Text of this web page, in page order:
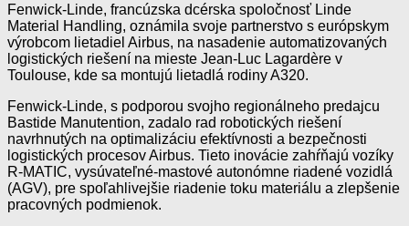
Fenwick-Linde, francúzska dcérska spoločnosť Linde
Material Handling, oznámila svoje partnerstvo s európskym
výrobcom lietadiel Airbus, na nasadenie automatizovaných
logistických riešení na mieste Jean-Luc Lagardère v
Toulouse, kde sa montujú lietadlá rodiny A320.
Fenwick-Linde, s podporou svojho regionálneho predajcu
Bastide Manutention, zadalo rad robotických riešení
navrhnutých na optimalizáciu efektívnosti a bezpečnosti
logistických procesov Airbus. Tieto inovácie zahŕňajú vozíky
R-MATIC, vysúvateľné-mastové autonómne riadené vozidlá
(AGV), pre spoľahlivejšie riadenie toku materiálu a zlepšenie
pracovných podmienok.